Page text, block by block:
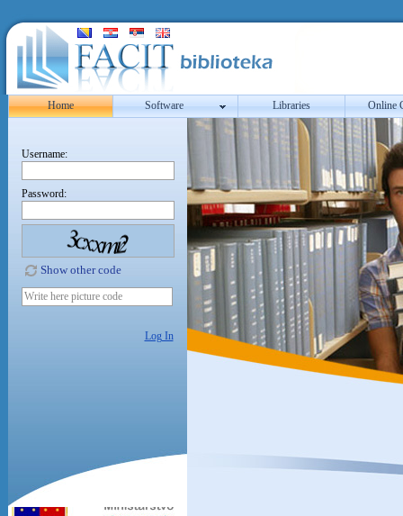
Home Software Libraries Online
Username:
Password:
Show other code
Log In